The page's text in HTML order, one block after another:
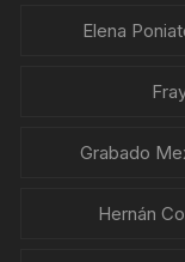
Elena
Grabado
Hernán